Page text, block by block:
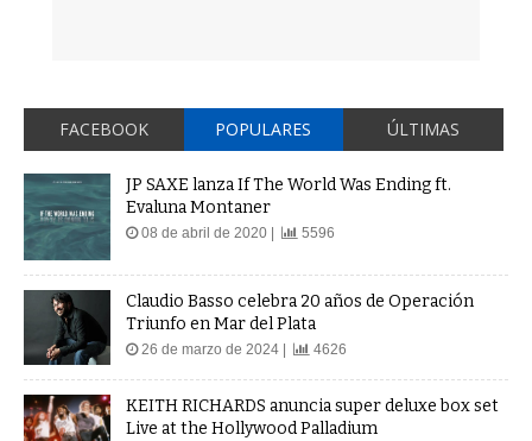
FACEBOOK POPULARES ÚLTIMAS
JP SAXE lanza If The World Was Ending ft.
Evaluna Montaner
08 de abril de 2020 | 5596
Claudio Basso celebra 20 años de Operación
Triunfo en Mar del Plata
26 de marzo de 2024 | 4626
KEITH RICHARDS anuncia super deluxe box set
Live at the Hollywood Palladium